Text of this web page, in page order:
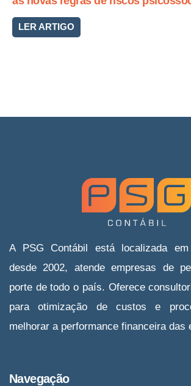
LER ARTIGO
A PSG Contábil está localizada em
desde 2002, atende empresas de
porte de todo o país. Oferece
para otimização de custos e
melhorar a performance financeira das
Navegação